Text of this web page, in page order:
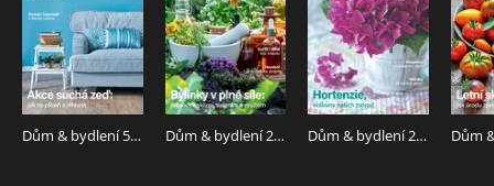
Dům & bydlení 5.8.2026 Dům & bydlení 29.7.2026 Dům & bydlení 22.7.2026